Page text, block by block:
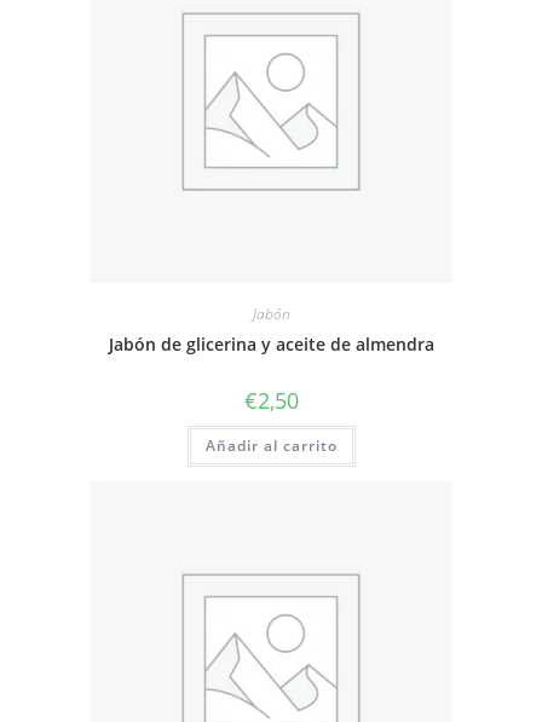
Jabón
Jabón de glicerina y aceite de almendra
€2,50
Añadir al carrito